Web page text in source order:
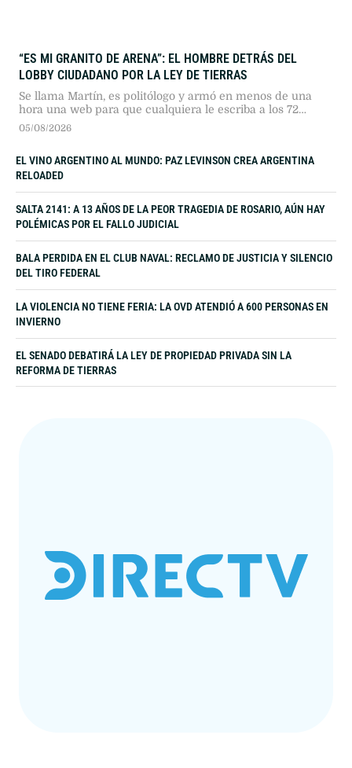
“ES MI GRANITO DE ARENA”: EL HOMBRE DETRÁS DEL
LOBBY CIUDADANO POR LA LEY DE TIERRAS
Se llama Martín, es politólogo y armó en menos de una
hora una web para que cualquiera le escriba a los 72
senadores que el jueves votaban si Argentina afloja el
05/08/2026
EL VINO ARGENTINO AL MUNDO: PAZ LEVINSON CREA ARGENTINA
RELOADED
SALTA 2141: A 13 AÑOS DE LA PEOR TRAGEDIA DE ROSARIO, AÚN HAY
POLÉMICAS POR EL FALLO JUDICIAL
BALA PERDIDA EN EL CLUB NAVAL: RECLAMO DE JUSTICIA Y SILENCIO
DEL TIRO FEDERAL
LA VIOLENCIA NO TIENE FERIA: LA OVD ATENDIÓ A 600 PERSONAS EN
INVIERNO
EL SENADO DEBATIRÁ LA LEY DE PROPIEDAD PRIVADA SIN LA
REFORMA DE TIERRAS